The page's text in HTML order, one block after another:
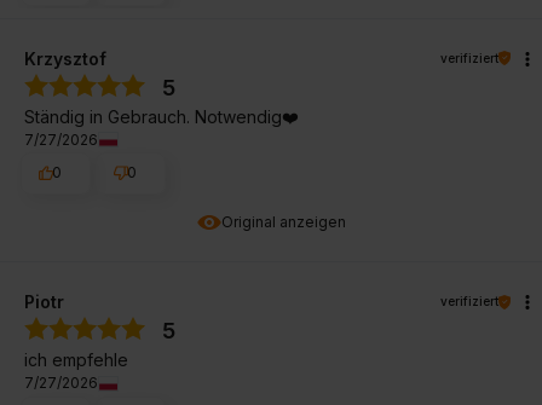
Original anzeigen
Krzysztof verifiziert
5
Ständig in Gebrauch. Notwendig❤️
7/27/2026
0
0
Piotr verifiziert
5
ich empfehle
7/27/2026